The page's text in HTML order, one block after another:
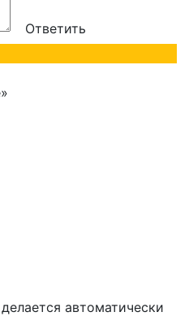
Ответить
автоматически